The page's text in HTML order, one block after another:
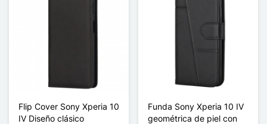
Flip Cover Sony Xperia 10
IV Diseño clásico
Funda Sony Xperia 10 IV
geométrica de piel con